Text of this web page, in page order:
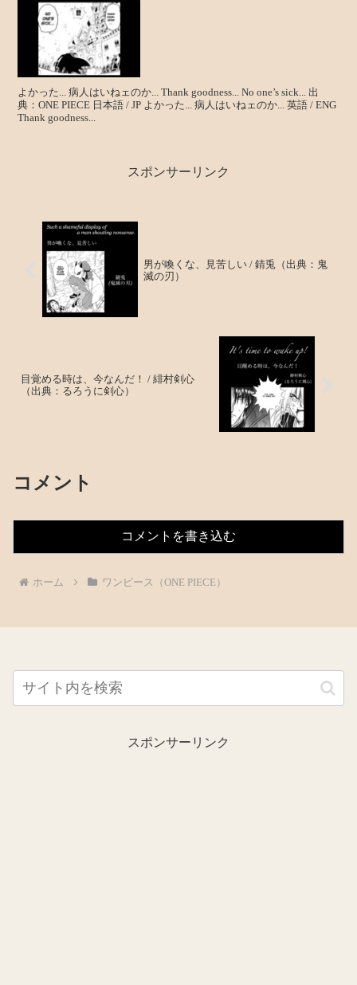
よかった... 病人はいねェのか... Thank goodness... No one’s sick... 出
典：ONE PIECE 日本語 / JP よかった... 病人はいねェのか... 英語 / ENG
Thank goodness...
スポンサーリンク
男が喚くな、見苦しい / 錆兎（出典：鬼
滅の刃）
目覚める時は、今なんだ！ / 緋村剣心
（出典：るろうに剣心）
コメント
コメントを書き込む
ホーム ワンピース（ONE PIECE）
スポンサーリンク